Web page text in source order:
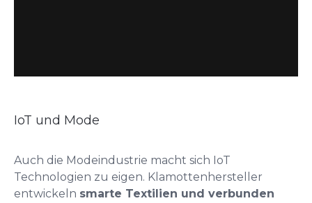
IoT und Mode
Auch die Modeindustrie macht sich IoT
Technologien zu eigen. Klamottenhersteller
entwickeln smarte Textilien und verbunden